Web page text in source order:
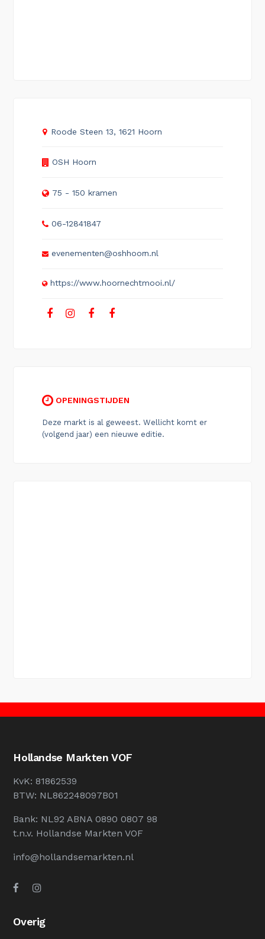
Roode Steen 13, 1621 Hoorn
OSH Hoorn
75 - 150 kramen
06-12841847
evenementen@oshhoorn.nl
https://www.hoornechtmooi.nl/
OPENINGSTIJDEN
Deze markt is al geweest. Wellicht komt er
(volgend jaar) een nieuwe editie.
Hollandse Markten VOF
KvK: 81862539
BTW: NL862248097B01
Bank: NL92 ABNA 0890 0807 98
t.n.v. Hollandse Markten VOF
info@hollandsemarkten.nl
Overig